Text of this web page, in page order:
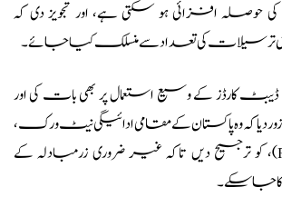
افزائی ہو سکتی ہے، اور تجویز دی کہ
ترسیلات کی تعداد سے منسلک کیا جائے۔
کارڈز کے وسیع استعمال پر بھی بات کی اور
دیا کہ وہ پاکستان کے مقامی ادائیگی نیٹ ورک،
پے پاک (PayPak)، کو ترجیح دیں تاکہ غیر ضروری زرمبادلہ کے
جا سکے۔